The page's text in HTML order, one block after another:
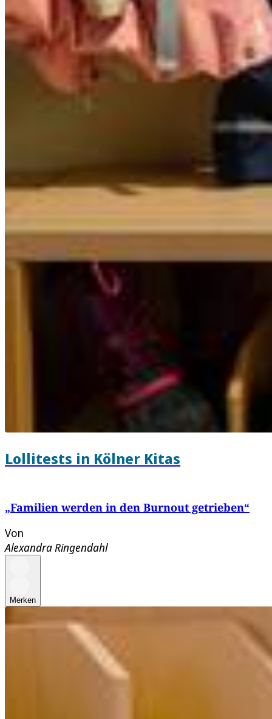
Lollitests in Kölner Kitas
„Familien werden in den Burnout getrieben“
Von
Alexandra Ringendahl
Merken